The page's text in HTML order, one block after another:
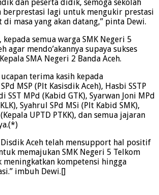
dan peserta didik, semoga sekolah
berprestasi lagi untuk mengukir prestasi
di masa yang akan datang,” pinta Dewi.
semua warga SMK Negeri 5
agar mendo’akannya supaya sukses
SMA Negeri 2 Banda Aceh.
terima kasih kepada
MSP (Plt Kasisdik Aceh), Hasbi SSTP
SST MPd (Kabid GTK), Syarwan Joni MPd
Syahrul SPd MSi (Plt Kabid SMK),
UPTD PTKK), dan semua jajaran
Disdik Aceh telah mensupport hal positif
memajukan SMK Negeri 5 Telkom
meningkatkan kompetensi hingga
imbuh Dewi.[]